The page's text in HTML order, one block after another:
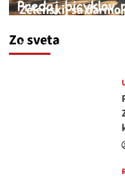
Zo sveta
Zelenskij sa darmo
medvedar